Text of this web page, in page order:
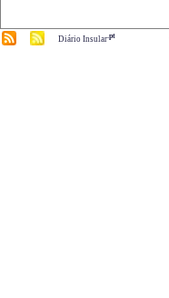
Diário Insular.pt